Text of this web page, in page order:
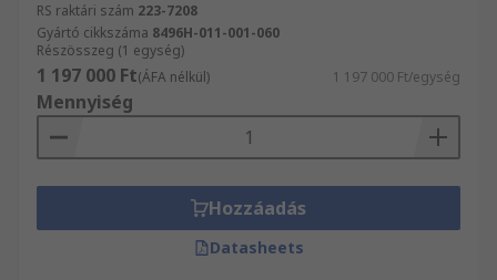
RS raktári szám 223-7208
Gyártó cikkszáma 8496H-011-001-060
Részösszeg (1 egység)
1 197 000 Ft(ÁFA nélkül) 1 197 000 Ft/egység
Mennyiség
Hozzáadás
Datasheets